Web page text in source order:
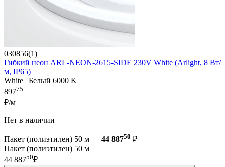
030856(1)
Гибкий неон ARL-NEON-2615-SIDE 230V White (Arlight, 8 Вт/
м, IP65)
White | Белый 6000 K
89775
₽/м
Нет в наличии
Пакет (полиэтилен) 50 м — 44 88750 ₽
Пакет (полиэтилен) 50 м
44 88750₽